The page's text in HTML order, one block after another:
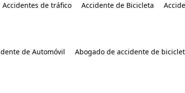
Accidentes de tráfico Accidente de Bicicleta
de Automóvil Abogado de accidente de